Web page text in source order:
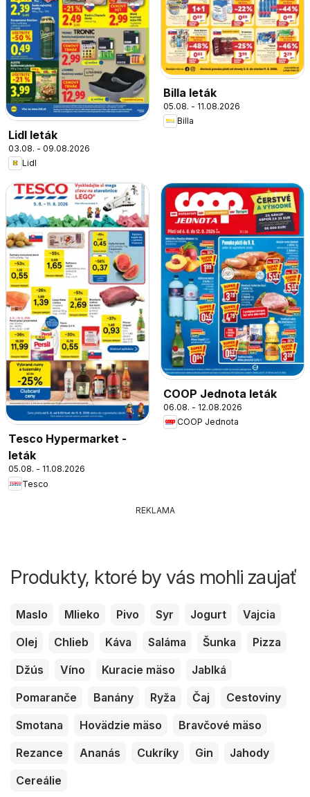
Lidl leták
03.08. - 09.08.2026
Lidl
Billa leták
05.08. - 11.08.2026
Billa
Tesco Hypermarket -
leták
05.08. - 11.08.2026
Tesco
COOP Jednota leták
06.08. - 12.08.2026
COOP Jednota
REKLAMA
Produkty, ktoré by vás mohli zaujať
Maslo Mlieko Pivo Syr Jogurt
Vajcia
Olej
Chlieb Káva Saláma Šunka
Pizza
Džús
Víno Kuracie mäso
Jablká
Pomaranče
Banány Ryža Čaj
Cestoviny
Smotana
Hovädzie mäso
Bravčové mäso
Rezance
Ananás Cukríky Gin
Jahody
Cereálie